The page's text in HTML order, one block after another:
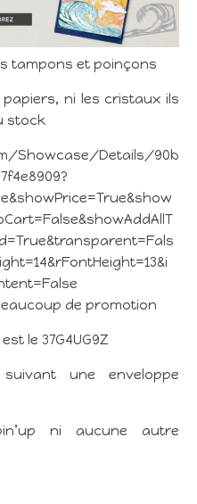
tampons et poinçons
ni les cristaux ils
stock
Showcase/Details/90b
de promotion
le 37G4UG9Z
une enveloppe
ni aucune autre